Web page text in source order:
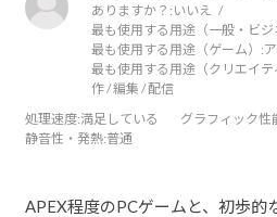
ありますか？: いいえ
最も使用する用途（一般・ビジ
最も使用する用途（ゲーム）:
最も使用する用途（クリエイテ
作 / 編集 / 配信
処理速度:満足している グラフィック性
静音性・発熱:普通
APEX程度のPCゲームと、初歩的